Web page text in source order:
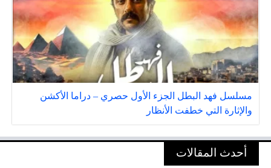
مسلسل فهد البطل الجزء الأول حصري – دراما الأكشن
والإثارة التي خطفت الأنظار
أحدث المقالات